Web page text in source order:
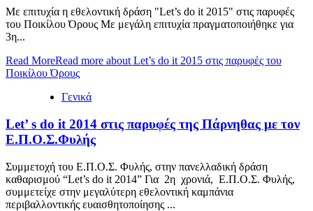
Με επιτυχία η εθελοντική δράση "Let’s do it 2015" στις παρυφές
του Ποικίλου Όρους Με μεγάλη επιτυχία πραγματοποιήθηκε για
3η...
Read MoreRead more about Let’s do it 2015 στις παρυφές του
Ποικίλου Όρους
Γενικά
Let’ s do it 2014 στις παρυφές της Πάρνηθας με τον
Ε.Π.Ο.Σ.Φυλής
Συμμετοχή του Ε.Π.Ο.Σ. Φυλής, στην πανελλαδική δράση
καθαρισμού “Let’s do it 2014” Για 2η χρονιά, Ε.Π.Ο.Σ. Φυλής,
συμμετείχε στην μεγαλύτερη εθελοντική καμπάνια
περιβαλλοντικής ευαισθητοποίησης ...